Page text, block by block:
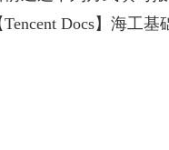
Docs】海工